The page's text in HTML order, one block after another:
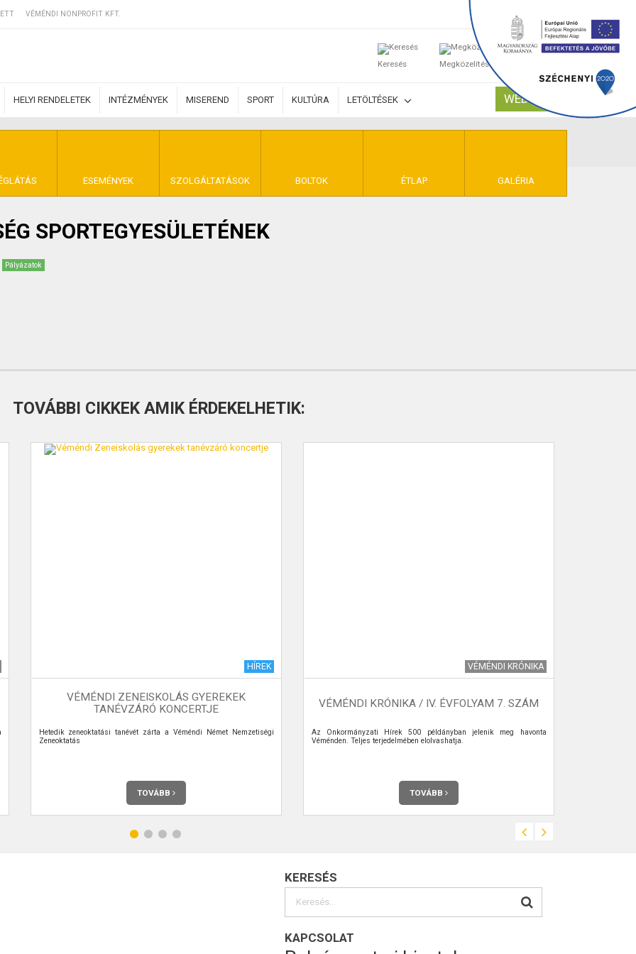
VÉMÉNDI NONPROFIT KFT.
Keresés Megközelítés
0
HELYI RENDELETEK INTÉZMÉNYEK MISEREND SPORT KULTÚRA LETÖLTÉSEK WEBSHOP
ESEMÉNYEK SZOLGÁLTATÁSOK BOLTOK ÉTLAP GALÉRIA
FELTÉTELEK
VÉMÉND
SPORTEGYESÜLETÉNEK
Pályázatok
TOVÁBBI CIKKEK AMIK ÉRDEKELHETIK:
HÍREK
VÉMÉNDI ZENEISKOLÁS GYEREKEK
TANÉVZÁRÓ KONCERTJE
Hetedik zeneoktatási tanévét zárta a Véméndi Német Nemzetiségi
Zeneoktatás
TOVÁBB
VÉMÉNDI KRÓNIKA
VÉMÉNDI KRÓNIKA / IV. ÉVFOLYAM 7. SZÁM
Az Önkormányzati Hírek 500 példányban jelenik meg havonta
Véménden. Teljes terjedelmében elolvashatja.
TOVÁBB
KERESÉS
KAPCSOLAT